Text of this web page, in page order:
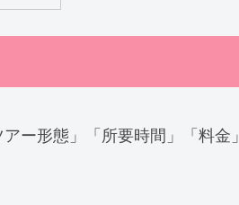
ー形態」「所要時間」「料金」